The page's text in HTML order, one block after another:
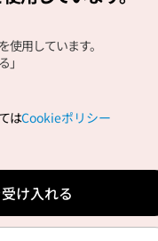
All Rights
用しています。
」
はCookieポリシー
け入れる